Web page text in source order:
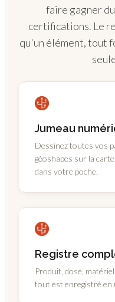
faire gagner
certifications. Le
qu'un élément, tout
Jumeau
Dessinez toutes vos
géoshapes sur la
dans votre poche.
Registre
Produit, dose,
tout est enregistré en